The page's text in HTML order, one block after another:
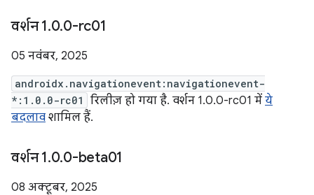
वर्शन 1.0.0-rc01
05 नवंबर, 2025
androidx.navigationevent:navigationevent-
*:1.0.0-rc01
रिलीज़ हो गया है. वर्शन 1.0.0-rc01 में ये
बदलाव शामिल हैं.
वर्शन 1.0.0-beta01
08 अक्टूबर, 2025